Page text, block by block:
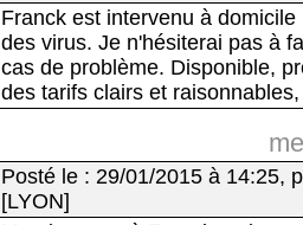
Franck est intervenu à
des virus. Je n'hésiterai pas à
cas de problème. Disponible,
des tarifs clairs et
Posté le : 29/01/2015 à 14:25,
[LYON]